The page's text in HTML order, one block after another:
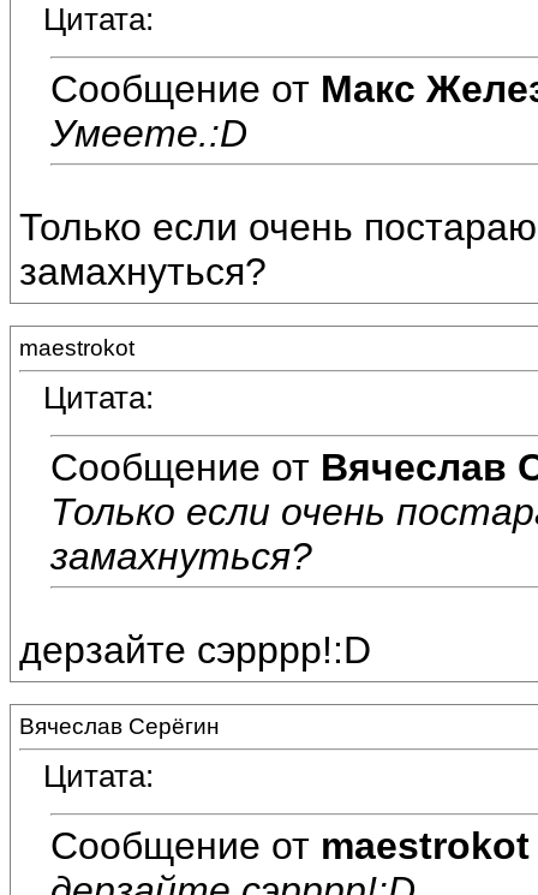
Цитата:
Сообщение от Макс
Умеете.:D
Только если очень
замахнуться?
maestrokot
Цитата:
Сообщение от Вячеслав
Только если очень
замахнуться?
дерзайте сэрррр!:D
Вячеслав Серёгин
Цитата:
Сообщение от maestrokot